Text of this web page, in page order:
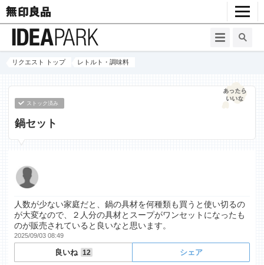
リクエスト トップ レトルト・調味料
ストック済み
鍋セット
人数が少ない家庭だと、鍋の具材を何種類も買うと使い切るの
が大変なので、２人分の具材とスープがワンセットになったも
のが販売されていると良いなと思います。
2025/09/03 08:49
良いね 12 シェア